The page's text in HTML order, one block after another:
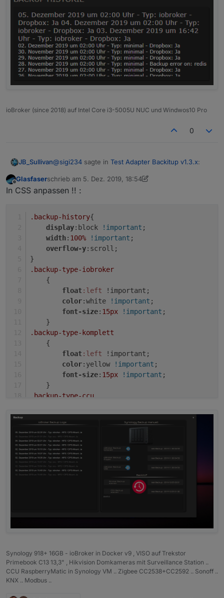
ioBroker (since 2018) auf Intel Core i3-5005U NUC und Windwos10 Pro
0
JB_Sullivan@sigi234 sagte in Test Adapter Backitup v1.3.x:
@simatec
Formatierung von backitup.0.history.html
anders aus, hast du was umgestellt?
Muss ich was umstellen?
backup found by start?
Offline
Glasfaserschrieb am 5. Dez. 2019, 18:54
zuletzt editiert von Glasfaser12. Mai 2019, 19:58
In CSS anpassen !! :
.backup-history{
display:block !important ;
width: 100% !important ;
overflow-y:scroll;
}
.backup-type-iobroker
    {
float:left !important;
color:white !important ;
font-size: 15px !important ;
    }
.backup-type-komplett
    {
float:left !important;
color:yellow !important ;
font-size: 15px !important ;
    }
.backup-type-ccu
float:left !important;
color
!important;
font-size
    }
Synology 918+ 16GB - ioBroker in Docker v9 , VISO auf Trekstor
Primebook C13 13,3" , Hikvision Domkameras mit Surveillance Station ..
CCU RaspberryMatic in Synology VM .. Zigbee CC2538+CC2592 .. Sonoff ..
KNX .. Modbus ..